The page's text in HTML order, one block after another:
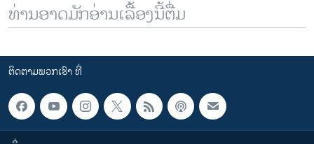
ທ່ານອາດມັກອ່ານເລື້ອງນີ້ຕື່ມ
ຕິດຕາມພວກເຮົາ ທີ່